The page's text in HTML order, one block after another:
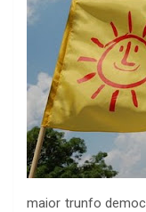
maior trunfo